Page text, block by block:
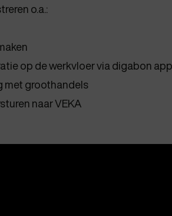
o.a.:
op de werkvloer via digabon app
met groothandels
naar VEKA